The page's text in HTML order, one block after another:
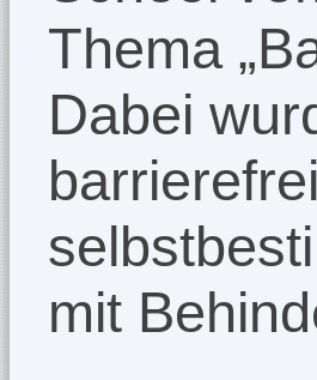
Thema
Dabei
mit